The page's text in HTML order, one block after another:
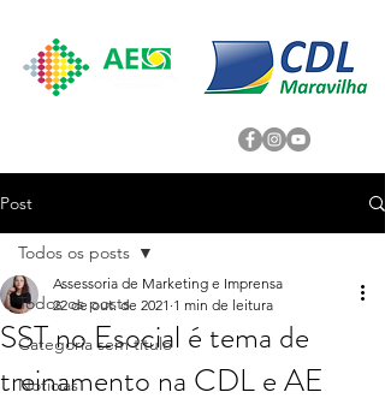
Post
Todos os posts
Categoria sem título
Noticias
Todos os posts
SST no Esocial é tema de
treinamento na CDL e AE
Assessoria de Marketing e Imprensa
22 de out. de 2021 1 min de leitura